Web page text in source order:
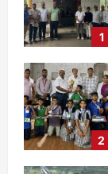
1
2